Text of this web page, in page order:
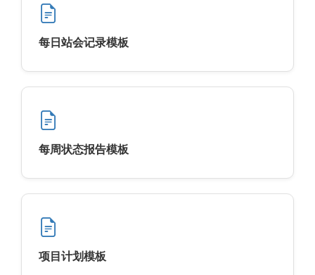
每日站会记录模板
每周状态报告模板
项目计划模板